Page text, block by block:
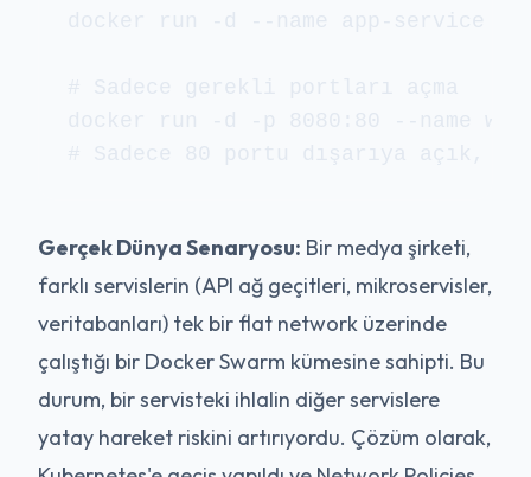
Gerçek Dünya Senaryosu: Bir medya şirketi,
farklı servislerin (API ağ geçitleri, mikroservisler,
veritabanları) tek bir flat network üzerinde
çalıştığı bir Docker Swarm kümesine sahipti. Bu
durum, bir servisteki ihlalin diğer servislere
yatay hareket riskini artırıyordu. Çözüm olarak,